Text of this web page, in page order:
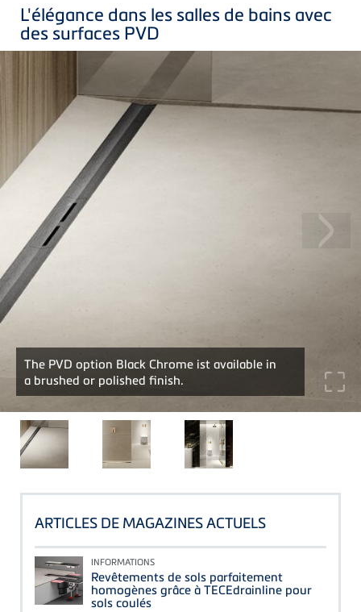
L'élégance dans les salles de bains avec
des surfaces PVD
The PVD option Black Chrome ist available in
a brushed or polished finish.
ARTICLES DE MAGAZINES ACTUELS
INFORMATIONS
Revêtements de sols parfaitement
homogènes grâce à TECEdrainline pour
sols coulés